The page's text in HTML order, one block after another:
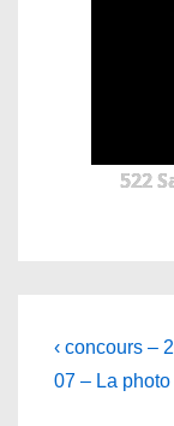
522
de
Previous
Post
‹ concours –
07 – La